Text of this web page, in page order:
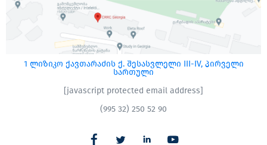
1 ლიზიკო ქავთარაძის ქ. შესასვლელი III-IV, პირველი
სართული
[javascript protected email address]
(995 32) 250 52 90